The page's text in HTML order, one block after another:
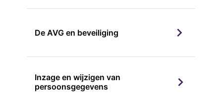
De AVG en beveiliging
Inzage en wijzigen van
persoonsgegevens